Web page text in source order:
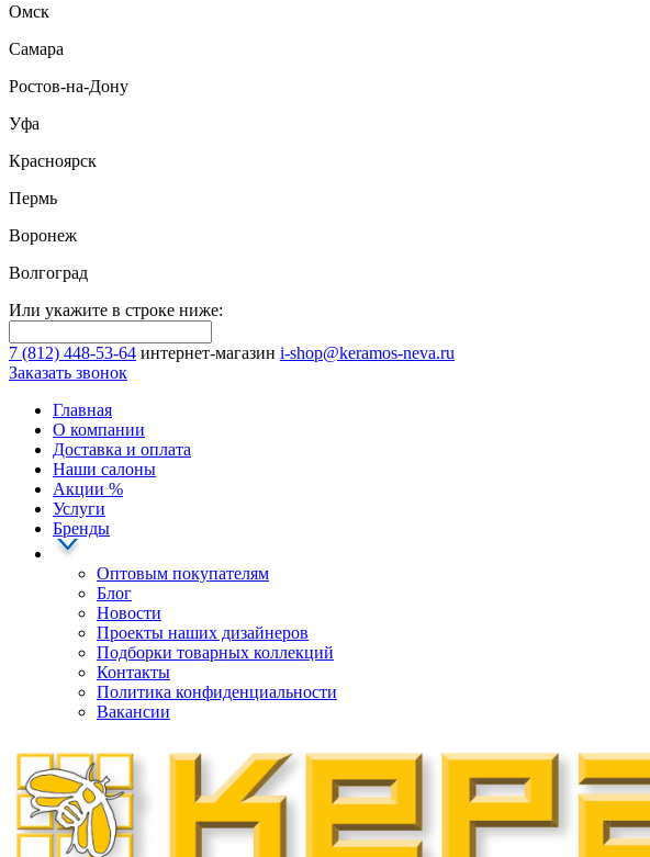
Омск
Самара
Ростов-на-Дону
Уфа
Красноярск
Пермь
Воронеж
Волгоград
Или укажите в строке ниже:
7 (812) 448-53-64 интернет-магазин i-shop@keramos-neva.ru
Заказать звонок
Главная
О компании
Доставка и оплата
Наши cалоны
Акции %
Услуги
Бренды
Оптовым покупателям
Блог
Новости
Проекты наших дизайнеров
Подборки товарных коллекций
Контакты
Политика конфиденциальности
Вакансии